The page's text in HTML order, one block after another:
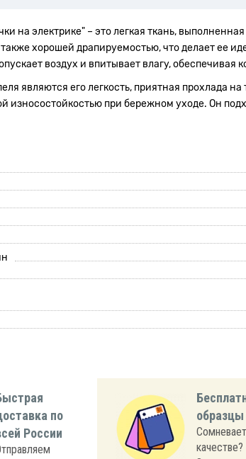
на электрике" – это легкая ткань,
хорошей драпируемостью, что делает ее
воздух и впитывает влагу, обеспечивая
являются его легкость, приятная прохлада
износостойкостью при бережном уходе. Он
по
России
образцы
качестве?